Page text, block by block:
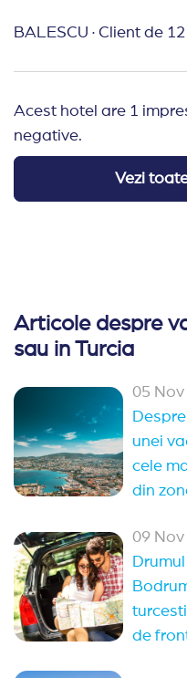
BALESCU · Client de
Acest hotel are 1
negative.
Vezi
Articole despre
sau in Turcia
05 Nov
unei
cele
din
09 Nov
de